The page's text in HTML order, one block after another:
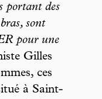
portant des
sont
pour une
Gilles
ces
à Saint-